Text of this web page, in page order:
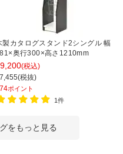
製カタログスタンド2シングル 幅
奥行300×高さ1210mm
(税込)
税抜)
ポイント
1件
をもっと見る